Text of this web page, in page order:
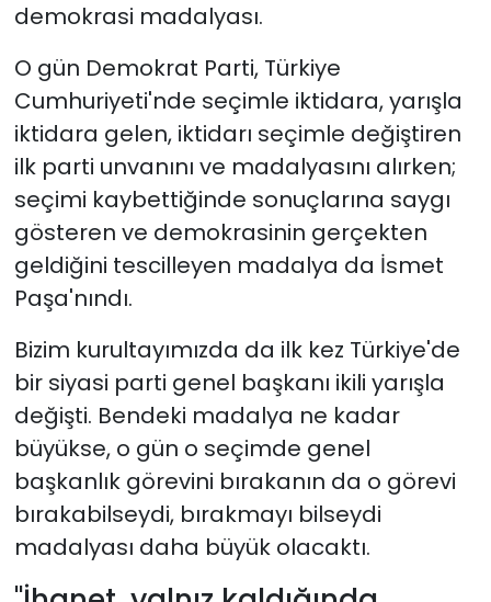
demokrasi madalyası.
O gün Demokrat Parti, Türkiye
Cumhuriyeti'nde seçimle iktidara, yarışla
iktidara gelen, iktidarı seçimle değiştiren
ilk parti unvanını ve madalyasını alırken;
seçimi kaybettiğinde sonuçlarına saygı
gösteren ve demokrasinin gerçekten
geldiğini tescilleyen madalya da İsmet
Paşa'nındı.
Bizim kurultayımızda da ilk kez Türkiye'de
bir siyasi parti genel başkanı ikili yarışla
değişti. Bendeki madalya ne kadar
büyükse, o gün o seçimde genel
başkanlık görevini bırakanın da o görevi
bırakabilseydi, bırakmayı bilseydi
madalyası daha büyük olacaktı.